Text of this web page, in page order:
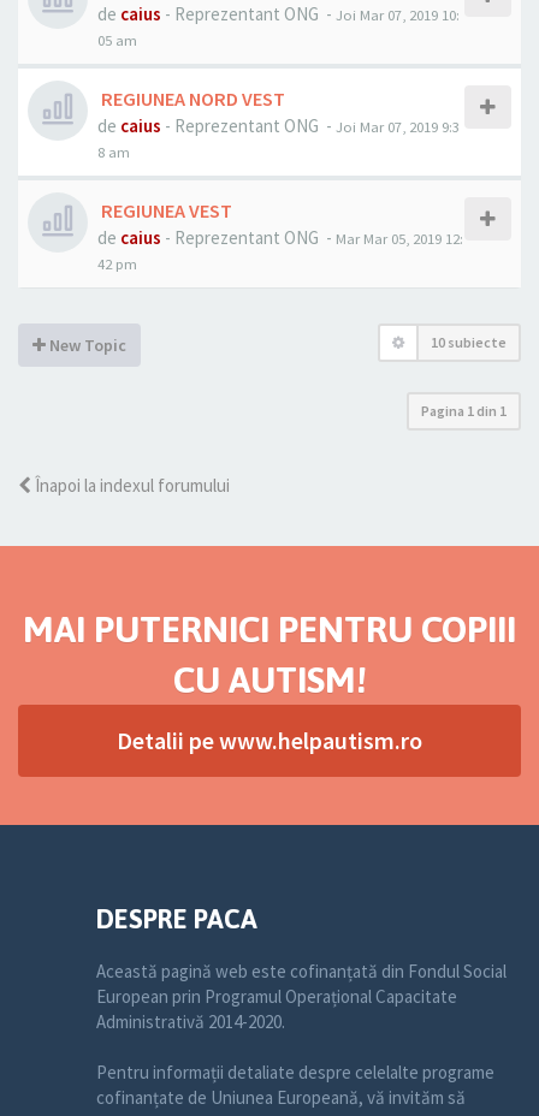
de caius - Reprezentant ONG - Joi Mar 07, 2019 10:
05 am
REGIUNEA NORD VEST
de caius - Reprezentant ONG - Joi Mar 07, 2019 9:3
8 am
REGIUNEA VEST
de caius - Reprezentant ONG - Mar Mar 05, 2019 12:
42 pm
New Topic 10 subiecte
Pagina 1 din 1
Înapoi la indexul forumului
MAI PUTERNICI PENTRU COPIII
CU AUTISM!
Detalii pe www.helpautism.ro
DESPRE PACA
Această pagină web este cofinanțată din Fondul Social
European prin Programul Operațional Capacitate
Administrativă 2014-2020.
Pentru informații detaliate despre celelalte programe
cofinanțate de Uniunea Europeană, vă invităm să